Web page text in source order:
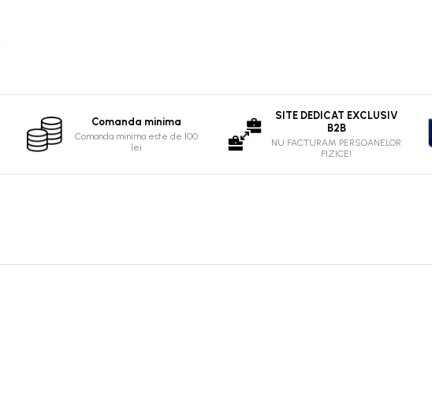
Comanda minima
Comanda minima este de 100
lei
SITE DEDICAT EXCLUSIV
B2B
NU FACTURAM PERSOANELOR
FIZICE!